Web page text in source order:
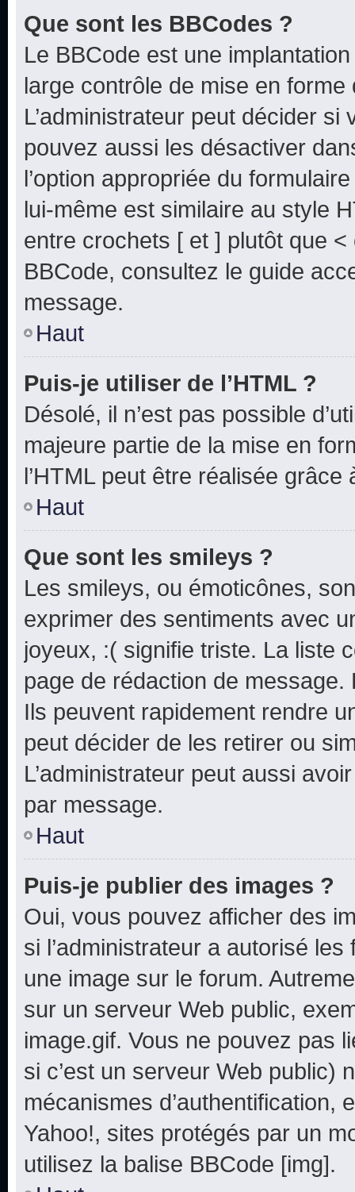
Que sont les BBCodes ?
Le BBCode est une
large contrôle de mise en forme
L’administrateur peut décider
pouvez aussi les désactiver
l’option appropriée du
lui-même est similaire au style
entre crochets [ et ] plutôt que
BBCode, consultez le guide
message.
Haut
Puis-je utiliser de l’HTML ?
Désolé, il n’est pas possible
majeure partie de la mise en
l’HTML peut être réalisée grâce
Haut
Que sont les smileys ?
Les smileys, ou émoticônes,
exprimer des sentiments avec
joyeux, :( signifie triste. La liste
page de rédaction de
Ils peuvent rapidement rendre
peut décider de les retirer ou
L’administrateur peut aussi
par message.
Haut
Puis-je publier des images ?
Oui, vous pouvez afficher des
si l’administrateur a autorisé
une image sur le forum.
sur un serveur Web public,
image.gif. Vous ne pouvez pas
si c’est un serveur Web public)
mécanismes d’authentification,
Yahoo!, sites protégés par un
utilisez la balise BBCode [img].